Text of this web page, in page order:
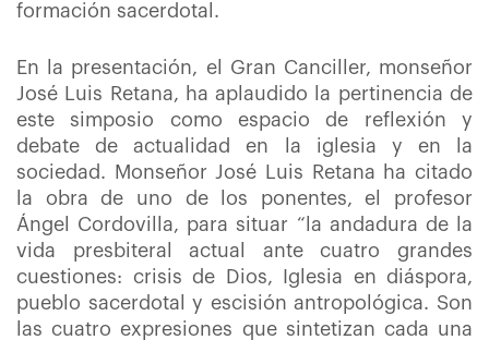
formación sacerdotal.
En la presentación, el Gran Canciller, monseñor
José Luis Retana, ha aplaudido la pertinencia de
este simposio como espacio de reflexión y
debate de actualidad en la iglesia y en la
sociedad. Monseñor José Luis Retana ha citado
la obra de uno de los ponentes, el profesor
Ángel Cordovilla, para situar “la andadura de la
vida presbiteral actual ante cuatro grandes
cuestiones: crisis de Dios, Iglesia en diáspora,
pueblo sacerdotal y escisión antropológica. Son
las cuatro expresiones que sintetizan cada una